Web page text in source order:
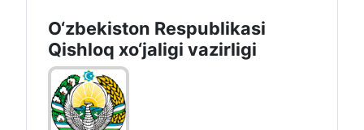
O‘zbekiston Respublikasi
Qishloq хo‘jаligi vаzirligi